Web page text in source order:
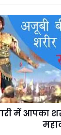
में आपका